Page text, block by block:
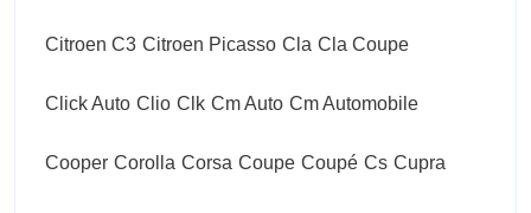
Citroen C3 Citroen Picasso Cla Cla Coupe
Click Auto Clio Clk Cm Auto Cm Automobile
Cooper Corolla Corsa Coupe Coupé Cs Cupra